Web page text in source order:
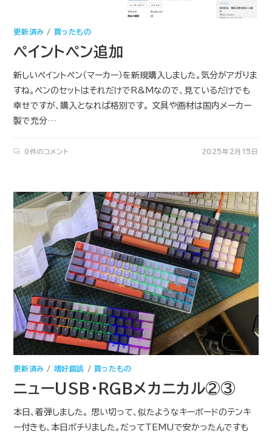
更新済み / 買ったもの
ペイントペン追加
新しいペイントペン（マーカー）を新規購入しました。気分がアガりま
すね。ペンのセットはそれだけでR&Mなので、見ているだけでも
幸せですが、購入となれば格別です。 文具や画材は国内メーカー
製で充分…
0件のコメント 2025年2月15日
更新済み / 嗜好錯誤 / 買ったもの
ニューUSB・RGBメカニカル②③
本日、着弾しました。 思い切って、似たようなキーボードのテンキ
ー付きも、本日ポチりました。だってTEMUで安かったんですも